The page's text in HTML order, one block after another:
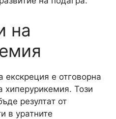
на
е отговорна
хиперурикемия. Този
резултат от
в уратните